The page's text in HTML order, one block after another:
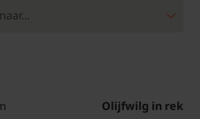
Olijfwilg in rek